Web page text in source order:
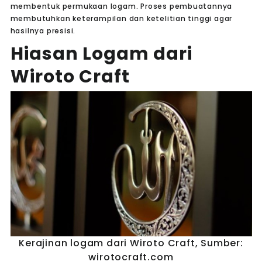
membentuk permukaan logam. Proses pembuatannya
membutuhkan keterampilan dan ketelitian tinggi agar
hasilnya presisi.
Hiasan Logam dari
Wiroto Craft
Kerajinan logam dari Wiroto Craft, Sumber:
wirotocraft.com